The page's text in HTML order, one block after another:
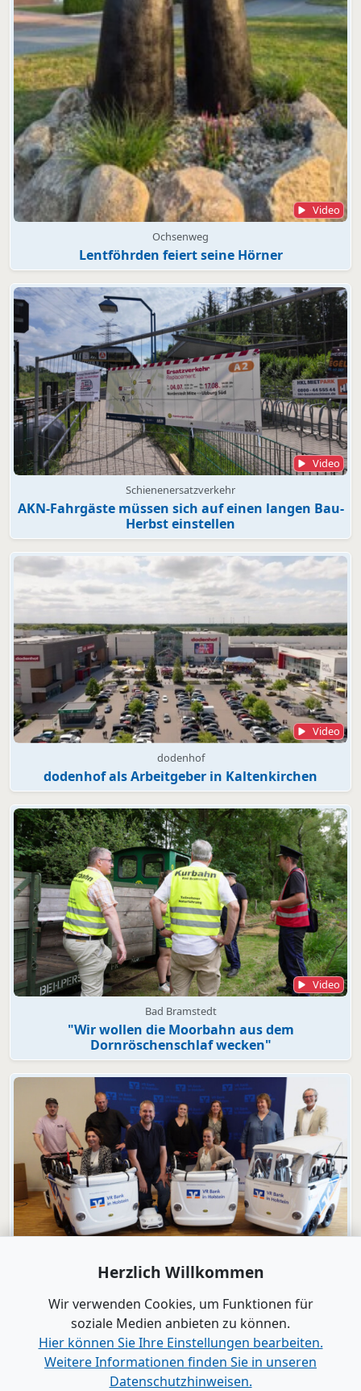
Video
Ochsenweg
Lentföhrden feiert seine Hörner
Video
Schienenersatzverkehr
AKN-Fahrgäste müssen sich auf einen langen Bau-
Herbst einstellen
Video
dodenhof
dodenhof als Arbeitgeber in Kaltenkirchen
Video
Bad Bramstedt
"Wir wollen die Moorbahn aus dem
Dornröschenschlaf wecken"
Engagement
VR Bank in Holstein macht KiTas mobil!
Alle Videos anzeigen
Herzlich Willkommen
Wir verwenden Cookies, um Funktionen für
soziale Medien anbieten zu können.
Hier können Sie Ihre Einstellungen bearbeiten.
Weitere Informationen finden Sie in unseren
Datenschutzhinweisen.